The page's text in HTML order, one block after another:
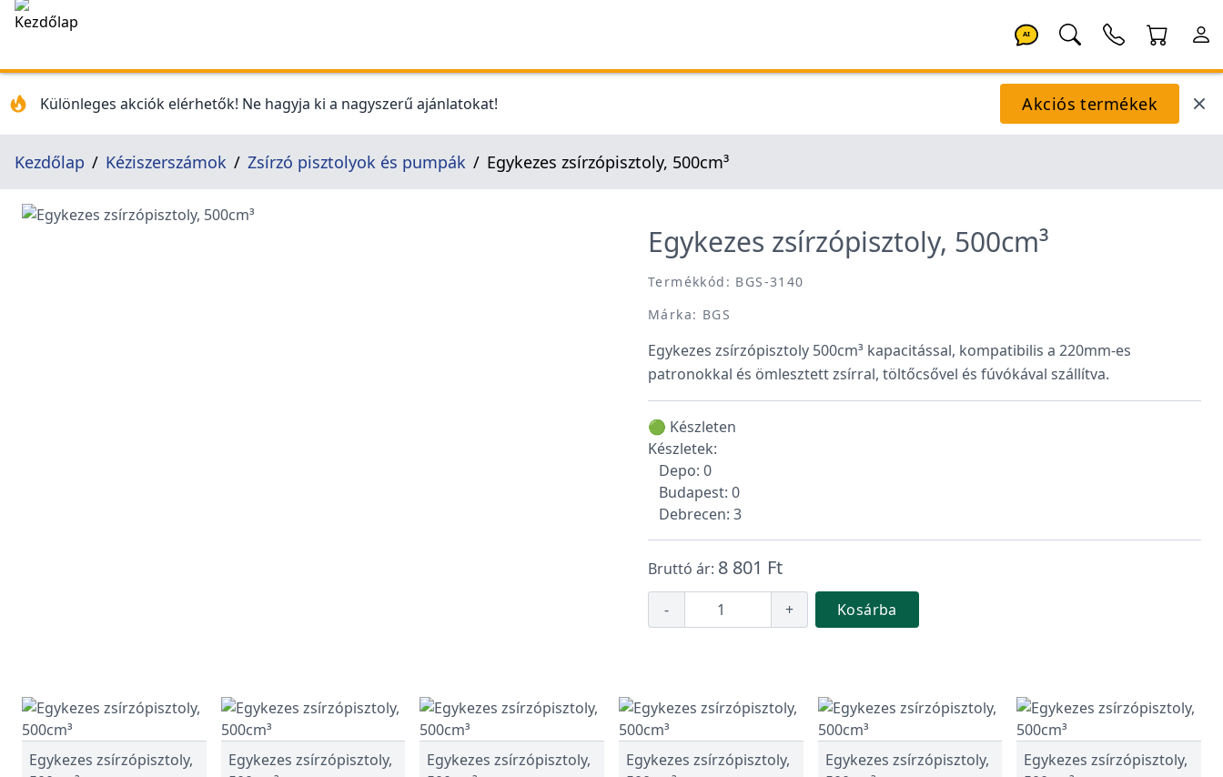
AI
Különleges akciók elérhetők! Ne hagyja ki a nagyszerű ajánlatokat! Akciós termékek
Kezdőlap Kéziszerszámok Zsírzó pisztolyok és pumpák Egykezes zsírzópisztoly, 500cm³
Egykezes zsírzópisztoly, 500cm³
Termékkód: BGS-3140
Márka: BGS
Egykezes zsírzópisztoly 500cm³ kapacitással, kompatibilis a 220mm-es
patronokkal és ömlesztett zsírral, töltőcsővel és fúvókával szállítva.
🟢 Készleten
Készletek:
Depo: 0
Budapest: 0
Debrecen: 3
Bruttó ár: 8 801 Ft
- + Kosárba
Egykezes zsírzópisztoly,
Egykezes zsírzópisztoly,
Egykezes zsírzópisztoly,
Egykezes zsírzópisztoly,
Egykezes zsírzópisztoly,
Egykezes zsírzópisztoly,